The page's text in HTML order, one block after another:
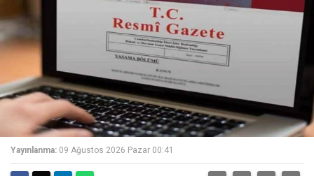
Yayınlanma: 09 Ağustos 2026 Pazar 00:41